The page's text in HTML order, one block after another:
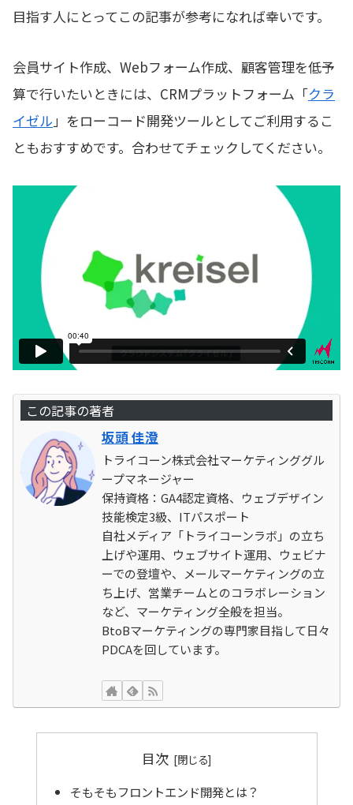
目指す人にとってこの記事が参考になれば幸いです。
会員サイト作成、Webフォーム作成、顧客管理を低予
算で行いたいときには、CRMプラットフォーム「クラ
イゼル」をローコード開発ツールとしてご利用するこ
ともおすすめです。合わせてチェックしてください。
この記事の著者
坂頭 佳澄
トライコーン株式会社マーケティンググル
ープマネージャー
保持資格：GA4認定資格、ウェブデザイン
技能検定3級、ITパスポート
自社メディア「トライコーンラボ」の立ち
上げや運用、ウェブサイト運用、ウェビナ
ーでの登壇や、メールマーケティングの立
ち上げ、営業チームとのコラボレーション
など、マーケティング全般を担当。
BtoBマーケティングの専門家目指して日々
PDCAを回しています。
目次
そもそもフロントエンド開発とは？